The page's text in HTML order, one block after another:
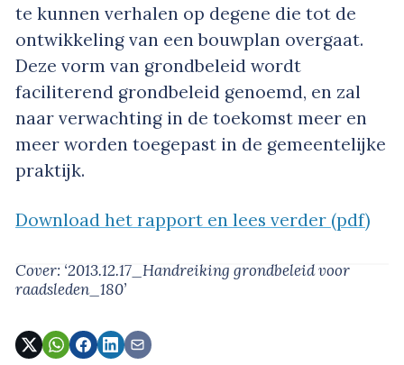
te kunnen verhalen op degene die tot de
ontwikkeling van een bouwplan overgaat.
Deze vorm van grondbeleid wordt
faciliterend grondbeleid genoemd, en zal
naar verwachting in de toekomst meer en
meer worden toegepast in de gemeentelijke
praktijk.
Download het rapport en lees verder (pdf)
Cover: ‘2013.12.17_Handreiking grondbeleid voor
raadsleden_180’